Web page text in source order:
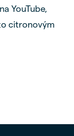
YouTube,
citronovým